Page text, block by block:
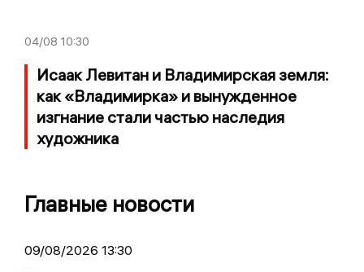
04/08 10:30
Исаак Левитан и Владимирская земля:
как «Владимирка» и вынужденное
изгнание стали частью наследия
художника
Главные новости
09/08/2026 13:30